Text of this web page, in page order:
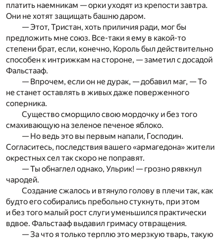
платить наемникам — орки уходят из крепости завтра.
Они не хотят защищать башню даром.
— Этот, Тристан, хоть приличия ради, мог бы
предложить мне союз. Все-таки я ему в какой-то
степени брат, если, конечно, Король был действительно
способен к интрижкам на стороне, — заметил с досадой
Фальстааф.
— Впрочем, если он не дурак, — добавил маг, — То
не станет оставлять в живых даже поверженного
соперника.
Существо сморщило свою мордочку и без того
смахивающую на зеленое печеное яблоко.
— Но ведь это вы первым напали, Господин.
Согласитесь, последствия вашего «армагедона» жители
окрестных сел так скоро не поправят.
— Ты обнаглел однако, Ульрик! — грозно рявкнул
чародей.
Создание сжалось и втянуло голову в плечи так, как
будто его собирались пребольно стукнуть, при этом
и без того малый рост слуги уменьшился практически
вдвое. Фальстааф выдавил гримасу отвращения.
— За что я только терплю это мерзкую тварь, такую